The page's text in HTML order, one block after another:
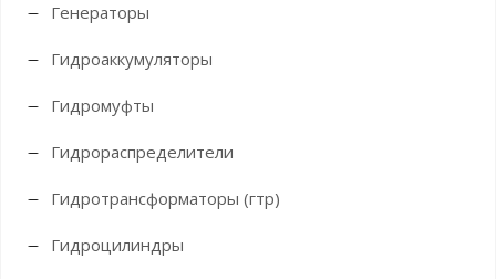
Генераторы
Гидроаккумуляторы
Гидромуфты
Гидрораспределители
Гидротрансформаторы (гтр)
Гидроцилиндры